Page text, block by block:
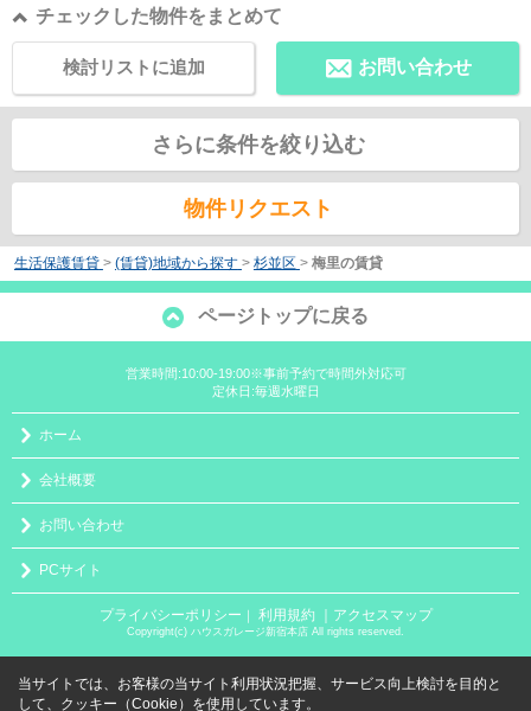
チェックした物件をまとめて
お問い合わせ
検討リストに追加
さらに条件を絞り込む
物件リクエスト
生活保護賃貸 > (賃貸)地域から探す > 杉並区 > 梅里の賃貸
ページトップに戻る
営業時間:10:00-19:00※事前予約で時間外対応可
定休日:毎週水曜日
ホーム
会社概要
お問い合わせ
PCサイト
プライバシーポリシー ｜ 利用規約 ｜アクセスマップ
Copyright(c) ハウスガレージ新宿本店 All rights reserved.
当サイトでは、お客様の当サイト利用状況把握、サービス向上検討を目的と
して、クッキー（Cookie）を使用しています。